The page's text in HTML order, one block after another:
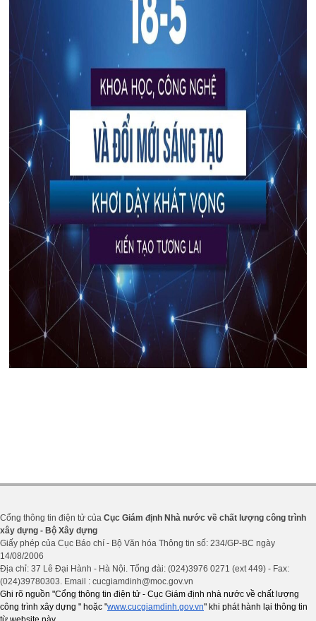
Cổng thông tin điện tử của Cục Giám định Nhà nước về chất lượng công trình
xây dựng - Bộ Xây dựng
Giấy phép của Cục Báo chí - Bộ Văn hóa Thông tin số: 234/GP-BC ngày
14/08/2006
Địa chỉ: 37 Lê Đại Hành - Hà Nội. Tổng đài: (024)3976 0271 (ext 449) - Fax:
(024)39780303. Email : cucgiamdinh@moc.gov.vn
Ghi rõ nguồn "Cổng thông tin điện tử - Cục Giám định nhà nước về chất lượng
công trình xây dựng " hoặc "www.cucgiamdinh.gov.vn" khi phát hành lại thông tin